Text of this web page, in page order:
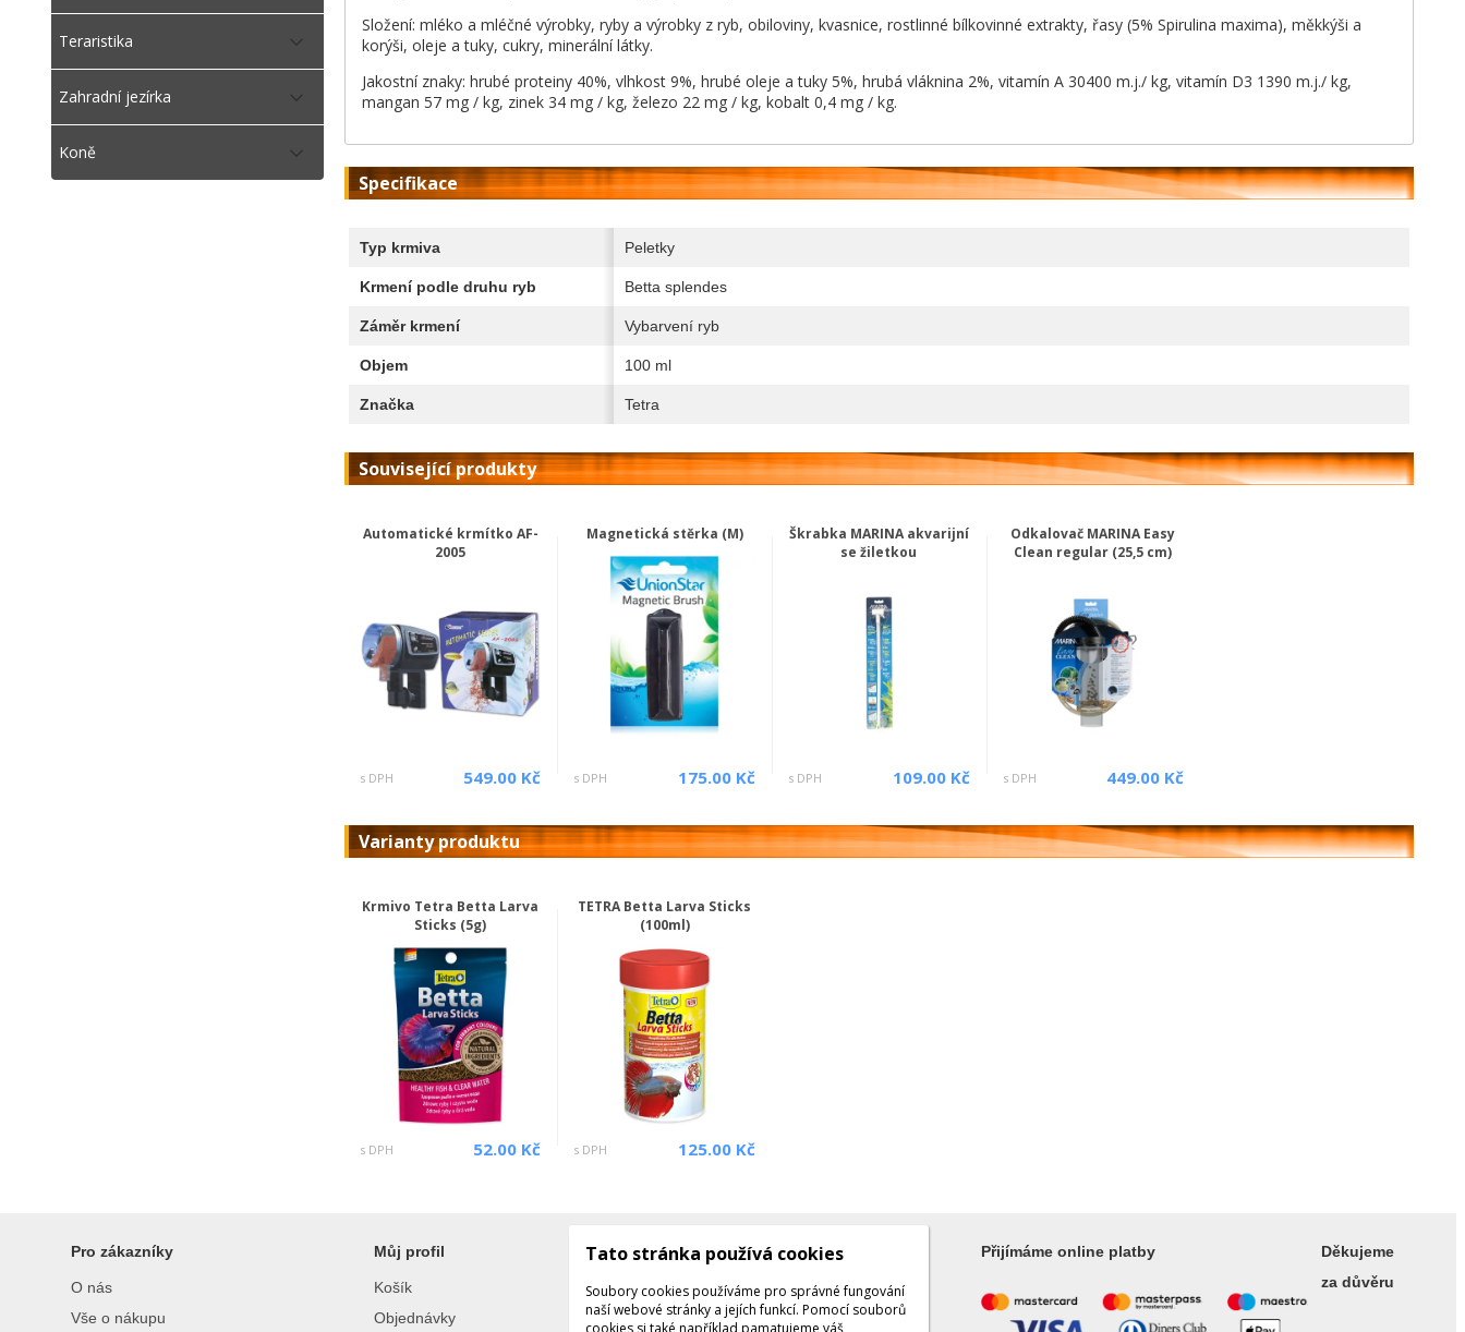
Teraristika
Zahradní jezírka
Koně
Složení: mléko a mléčné výrobky, ryby a výrobky z ryb, obiloviny, kvasnice, rostlinné bílkovinné extrakty, řasy (5% Spirulina maxima), měkkýši a
korýši, oleje a tuky, cukry, minerální látky.
Jakostní znaky: hrubé proteiny 40%, vlhkost 9%, hrubé oleje a tuky 5%, hrubá vláknina 2%, vitamín A 30400 m.j./ kg, vitamín D3 1390 m.j./ kg,
mangan 57 mg / kg, zinek 34 mg / kg, železo 22 mg / kg, kobalt 0,4 mg / kg.
Specifikace
Typ krmiva Peletky
Krmení podle druhu ryb Betta splendes
Záměr krmení Vybarvení ryb
Objem 100 ml
Značka Tetra
Související produkty
Automatické krmítko AF-
2005
s DPH 549.00 Kč
Magnetická stěrka (M)
s DPH 175.00 Kč
Škrabka MARINA akvarijní
se žiletkou
s DPH 109.00 Kč
Odkalovač MARINA Easy
Clean regular (25,5 cm)
s DPH 449.00 Kč
Varianty produktu
Krmivo Tetra Betta Larva
Sticks (5g)
s DPH 52.00 Kč
TETRA Betta Larva Sticks
(100ml)
s DPH 125.00 Kč
Pro zákazníky
O nás
Vše o nákupu
Můj profil
Košík
Objednávky
Kontakty
Kontaktujte nás
Tel.: +420 608 141 224
Přijímáme online platby
Děkujeme
za důvěru
Tato stránka používá cookies
Soubory cookies používáme pro správné fungování
naší webové stránky a jejích funkcí. Pomocí souborů
cookies si také například pamatujeme váš